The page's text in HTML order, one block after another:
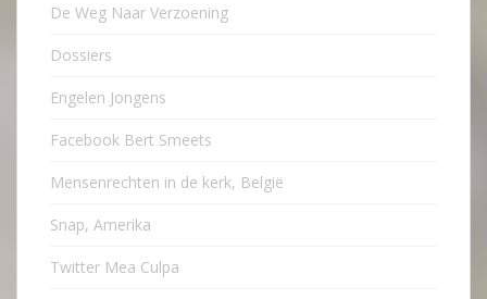
De Weg Naar Verzoening
Dossiers
Engelen Jongens
Facebook Bert Smeets
Mensenrechten in de kerk, België
Snap, Amerika
Twitter Mea Culpa